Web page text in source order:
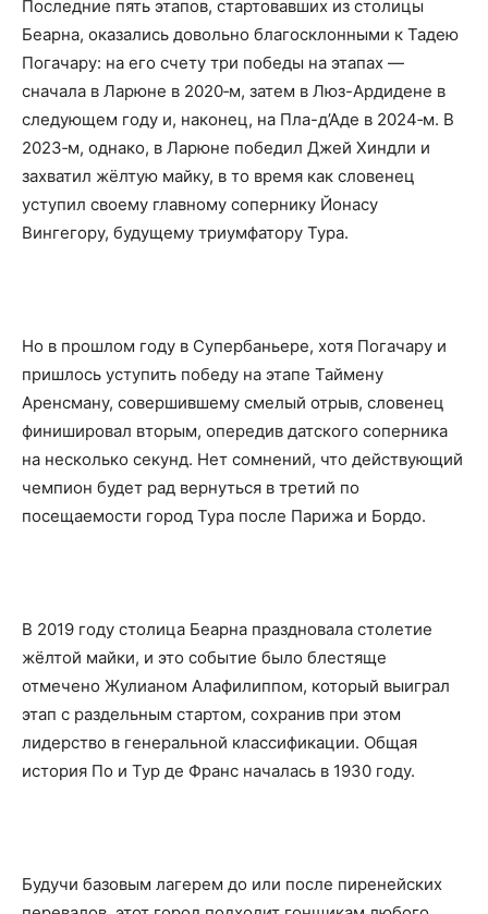
Последние пять этапов, стартовавших из столицы
Беарна, оказались довольно благосклонными к Тадею
Погачару: на его счету три победы на этапах —
сначала в Ларюне в 2020‑м, затем в Люз-Ардидене в
следующем году и, наконец, на Пла-д’Аде в 2024‑м. В
2023‑м, однако, в Ларюне победил Джей Хиндли и
захватил жёлтую майку, в то время как словенец
уступил своему главному сопернику Йонасу
Вингегору, будущему триумфатору Тура.
Но в прошлом году в Супербаньере, хотя Погачару и
пришлось уступить победу на этапе Таймену
Аренсману, совершившему смелый отрыв, словенец
финишировал вторым, опередив датского соперника
на несколько секунд. Нет сомнений, что действующий
чемпион будет рад вернуться в третий по
посещаемости город Тура после Парижа и Бордо.
В 2019 году столица Беарна праздновала столетие
жёлтой майки, и это событие было блестяще
отмечено Жулианом Алафилиппом, который выиграл
этап с раздельным стартом, сохранив при этом
лидерство в генеральной классификации. Общая
история По и Тур де Франс началась в 1930 году.
Будучи базовым лагерем до или после пиренейских